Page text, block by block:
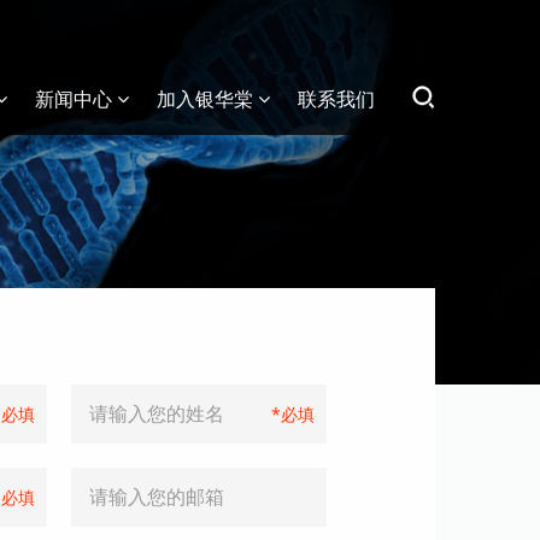
新闻中心 加入银华棠 联系我们
填 *必填
填